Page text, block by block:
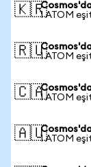
🇰🇷1 ATOM
🇷🇺1 ATOM
🇨🇦1 ATOM
🇦🇺1 ATOM